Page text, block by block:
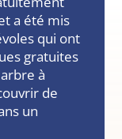
a été mis
qui ont
gratuites
à
de
un